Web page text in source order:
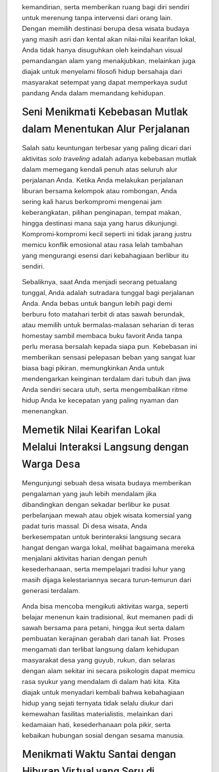
kemandirian, serta memberikan ruang bagi diri sendiri
untuk merenung tanpa intervensi dari orang lain.
Dengan memilih destinasi berupa desa wisata budaya
yang masih asri dan kental akan nilai-nilai kearifan lokal,
Anda tidak hanya disuguhkan oleh keindahan visual
pemandangan alam yang menakjubkan, melainkan juga
diajak untuk menyelami filosofi hidup bersahaja dari
masyarakat setempat yang dapat memperkaya sudut
pandang Anda dalam memandang kehidupan.
Seni Menikmati Kebebasan Mutlak
dalam Menentukan Alur Perjalanan
Salah satu keuntungan terbesar yang paling dicari dari
aktivitas solo traveling adalah adanya kebebasan mutlak
dalam memegang kendali penuh atas seluruh alur
perjalanan Anda. Ketika Anda melakukan perjalanan
liburan bersama kelompok atau rombongan, Anda
sering kali harus berkompromi mengenai jam
keberangkatan, pilihan penginapan, tempat makan,
hingga destinasi mana saja yang harus dikunjungi.
Kompromi-kompromi kecil seperti ini tidak jarang justru
memicu konflik emosional atau rasa lelah tambahan
yang mengurangi esensi dari kebahagiaan berlibur itu
sendiri.
Sebaliknya, saat Anda menjadi seorang petualang
tunggal, Anda adalah sutradara tunggal bagi perjalanan
Anda. Anda bebas untuk bangun lebih pagi demi
berburu foto matahari terbit di atas sawah berundak,
atau memilih untuk bermalas-malasan seharian di teras
homestay sambil membaca buku favorit Anda tanpa
perlu merasa bersalah kepada siapa pun. Kebebasan ini
memberikan sensasi pelepasan beban yang sangat luar
biasa bagi pikiran, memungkinkan Anda untuk
mendengarkan keinginan terdalam dari tubuh dan jiwa
Anda sendiri secara utuh, serta mengembalikan ritme
hidup Anda ke kecepatan yang paling nyaman dan
menenangkan.
Memetik Nilai Kearifan Lokal
Melalui Interaksi Langsung dengan
Warga Desa
Mengunjungi sebuah desa wisata budaya memberikan
pengalaman yang jauh lebih mendalam jika
dibandingkan dengan sekadar berlibur ke pusat
perbelanjaan mewah atau objek wisata komersial yang
padat turis massal. Di desa wisata, Anda
berkesempatan untuk berinteraksi langsung secara
hangat dengan warga lokal, melihat bagaimana mereka
menjalani aktivitas harian dengan penuh
kesederhanaan, serta mempelajari tradisi luhur yang
masih dijaga kelestariannya secara turun-temurun dari
generasi terdalam.
Anda bisa mencoba mengikuti aktivitas warga, seperti
belajar menenun kain tradisional, ikut memanen padi di
sawah bersama para petani, hingga ikut serta dalam
pembuatan kerajinan gerabah dari tanah liat. Proses
mengamati dan terlibat langsung dalam kehidupan
masyarakat desa yang guyub, rukun, dan selaras
dengan alam sekitar ini secara psikologis dapat memicu
rasa syukur yang mendalam di dalam hati kita. Kita
diajak untuk menyadari kembali bahwa kebahagiaan
hidup yang sejati ternyata tidak selalu diukur dari
kemewahan fasilitas materialistis, melainkan dari
kedamaian hati, kesederhanaan pola pikir, serta
kebaikan hubungan sosial dengan sesama manusia.
Menikmati Waktu Santai dengan